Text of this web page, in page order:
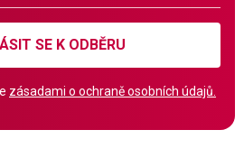
SE K ODBĚRU
zásadami o ochraně osobních údajů.